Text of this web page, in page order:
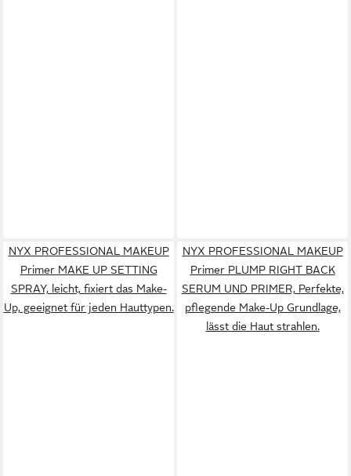
NYX PROFESSIONAL MAKEUP
Primer MAKE UP SETTING
SPRAY, leicht, fixiert das Make-
Up, geeignet für jeden Hauttypen.
NYX PROFESSIONAL MAKEUP
Primer PLUMP RIGHT BACK
SERUM UND PRIMER, Perfekte,
pflegende Make-Up Grundlage,
lässt die Haut strahlen.